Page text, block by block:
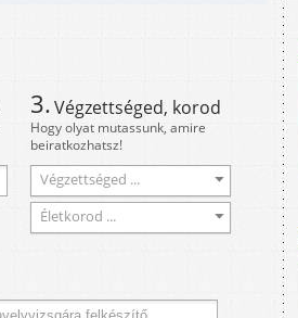
3.Végzettséged, korod
Hogy olyat mutassunk, amire
beiratkozhatsz!
Végzettséged ...
Életkorod ...